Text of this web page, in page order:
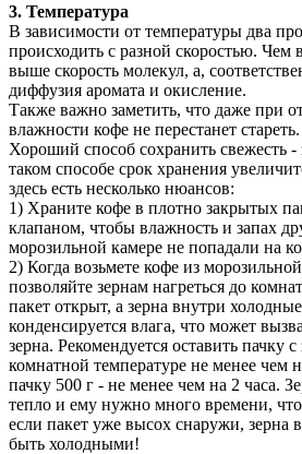
3. Температура
В зависимости от температуры два
происходить с разной скоростью. Чем
выше скорость молекул, а,
диффузия аромата и окисление.
Также важно заметить, что даже при
влажности кофе не перестанет стареть.
Хороший способ сохранить свежесть -
таком способе срок хранения
здесь есть несколько нюансов:
1) Храните кофе в плотно закрытых
клапаном, чтобы влажность и запах
морозильной камере не попадали на
2) Когда возьмете кофе из
позволяйте зернам нагреться до
пакет открыт, а зерна внутри
конденсируется влага, что может
зерна. Рекомендуется оставить пачку
комнатной температуре не менее чем
пачку 500 г - не менее чем на 2 часа.
тепло и ему нужно много времени,
если пакет уже высох снаружи, зерна
быть холодными!